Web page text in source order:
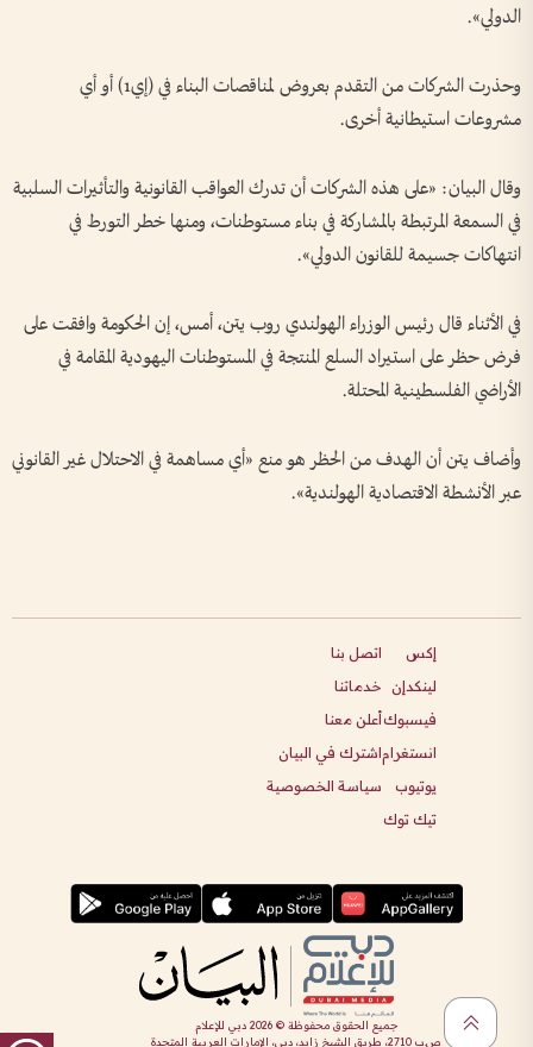
الدولي».
وحذرت الشركات من التقدم بعروض لمناقصات البناء في (إي1) أو أي
مشروعات استيطانية أخرى.
وقال البيان: «على هذه الشركات أن ​تدرك العواقب القانونية والتأثيرات السلبية
في السمعة المرتبطة بالمشاركة في بناء مستوطنات، ومنها خطر التورط في
انتهاكات جسيمة للقانون الدولي».
في الأثناء قال ​رئيس الوزراء الهولندي روب ‌يتن، ​أمس، إن الحكومة وافقت على
فرض حظر على استيراد السلع المنتجة في المستوطنات اليهودية المقامة ⁠في
الأراضي الفلسطينية المحتلة.
وأضاف يتن أن الهدف من الحظر هو منع «أي مساهمة في الاحتلال غير القانوني
عبر الأنشطة الاقتصادية الهولندية».
إكس
لينكدإن
فيسبوك
انستغرام
يوتيوب
تيك توك
اتصل بنا
خدماتنا
أعلن معنا
اشترك في البيان
سياسة الخصوصية
جميع الحقوق محفوظة ©2026 دبي للإعلام
ص.ب 2710، طريق الشيخ زايد، دبي، الإمارات العربية المتحدة